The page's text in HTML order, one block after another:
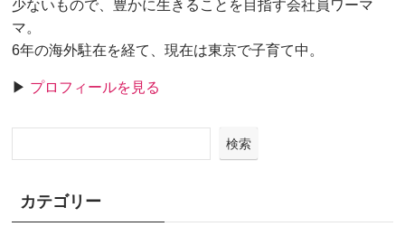
少ないもので、豊かに生きることを目指す会社員ワーマ
マ。
6年の海外駐在を経て、現在は東京で子育て中。
▶ プロフィールを見る
検索
カテゴリー